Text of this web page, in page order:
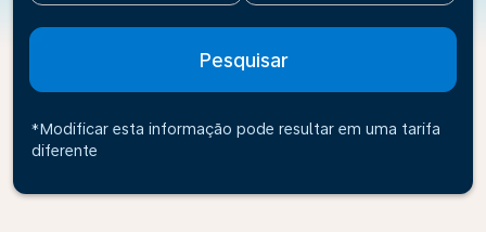
Pesquisar
*Modificar esta informação pode resultar em uma tarifa
diferente